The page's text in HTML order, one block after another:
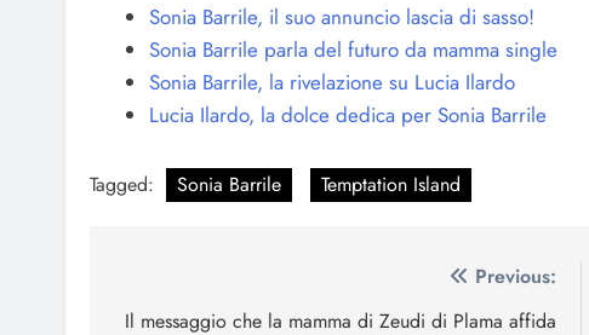
Sonia Barrile, il suo annuncio lascia di sasso!
Sonia Barrile parla del futuro da mamma single
Sonia Barrile, la rivelazione su Lucia Ilardo
Lucia Ilardo, la dolce dedica per Sonia Barrile
Tagged: Sonia Barrile Temptation Island
articoli
Previous:
Il messaggio che la mamma di Zeudi di Plama affida